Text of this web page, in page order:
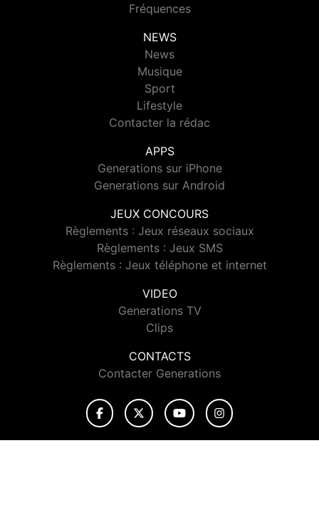
Fréquences
NEWS
News
Musique
Sport
Lifestyle
Contacter la rédac
APPS
Generations sur iPhone
Generations sur Android
JEUX CONCOURS
Règlements : Jeux réseaux sociaux
Règlements : Jeux SMS
Règlements : Jeux téléphone et internet
VIDEO
Generations TV
Clips
CONTACTS
Contacter Generations